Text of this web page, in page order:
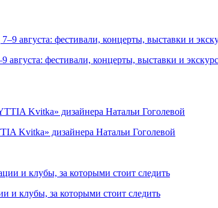
августа: фестивали, концерты, выставки и
Kvitka» дизайнера Натальи Гоголевой
и клубы, за которыми стоит следить